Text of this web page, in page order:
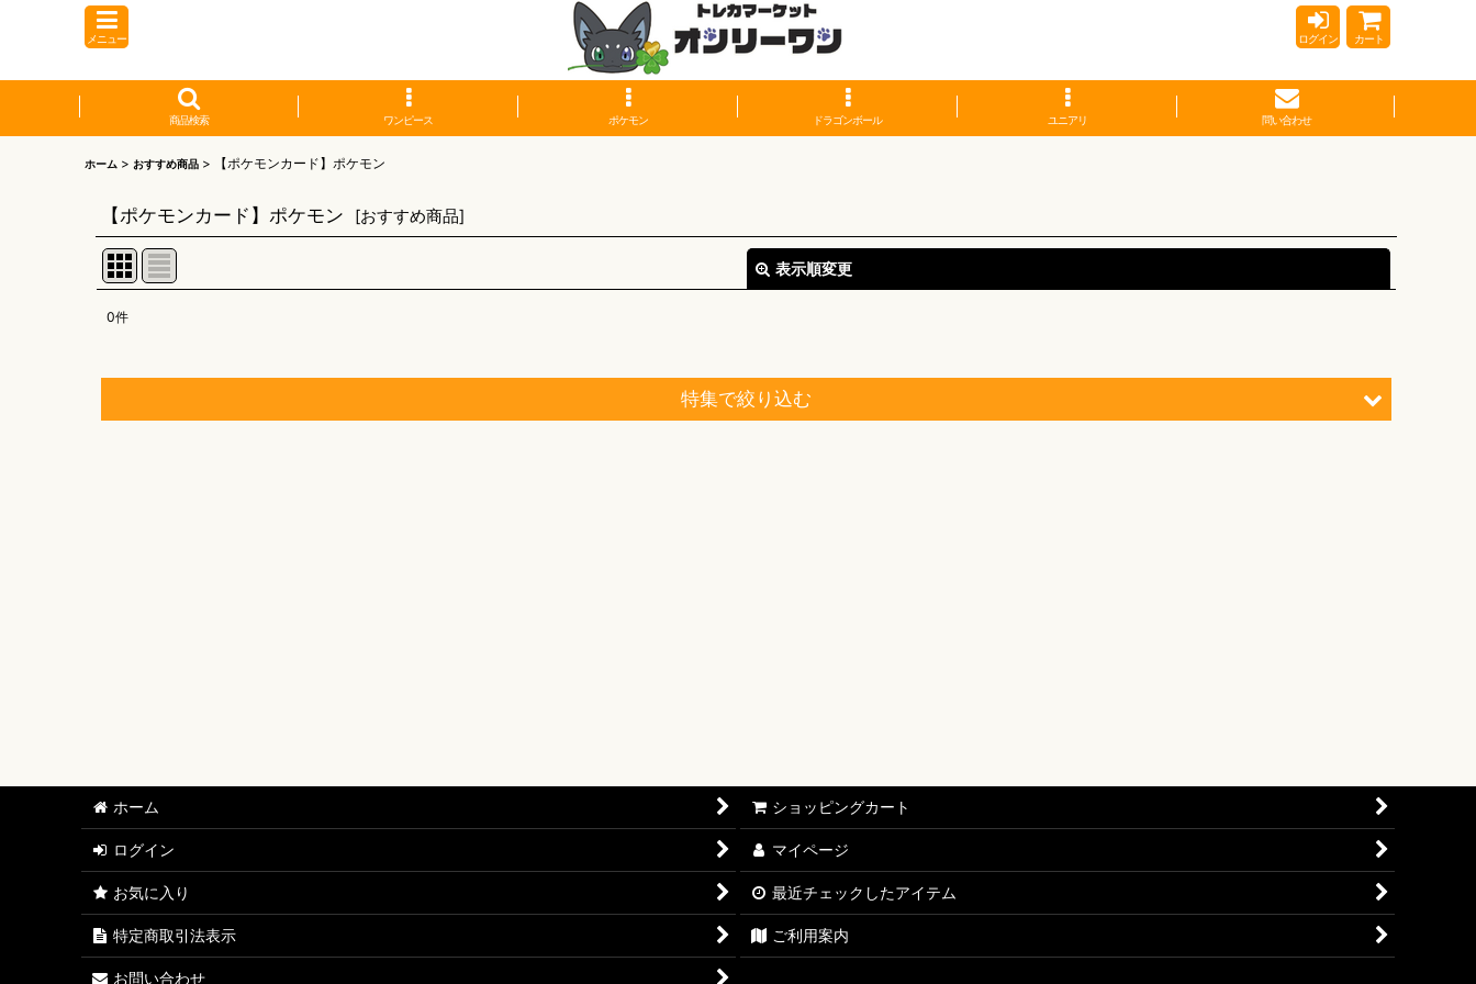
メニュー ログイン カート
商品検索 ワンピース ポケモン ドラゴンボール ユニアリ 問い合わせ
ホーム > おすすめ商品 > 【ポケモンカード】ポケモン
【ポケモンカード】ポケモン [おすすめ商品]
表示順変更
0件
特集で絞り込む
【ワンピースカード】エクストラブースター ONE PIECE Heroines Edition【EB-03】
【ワンピースカード】ブースターパック 受け継がれる意志【OP-13】
【ワンピースカード】プレミアムブースター ONE PIECE CARD THE BEST vol.2【PRB-02】
【ワンピースカード】ブースターパック 師弟の絆【OP-12】
【ワンピースカード】ブースターパック 神速の拳【OP-11】
ホーム ショッピングカート
ログイン マイページ
お気に入り 最近チェックしたアイテム
特定商取引法表示 ご利用案内
お問い合わせ